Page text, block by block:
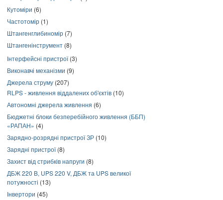
Кутоміри (6)
Частотомір (1)
Штангенглибиномір (7)
Штангенінструмент (8)
Інтерфейсні пристрої(3)
Виконавчі механізми (9)
Джерела струму (207)
RLPS - живлення віддалених об'єктів (10)
Автономні джерела живлення (6)
Бюджетні блоки безперебійного живлення (ББП)
«РАПАН» (4)
Зарядно-розрядні пристрої ЗР (10)
Зарядні пристрої(8)
Захист від стрибків напруги (8)
ДБЖ 220 В, UPS 220 V, ДБЖ та UPS великої
потужності (13)
Інвертори (45)